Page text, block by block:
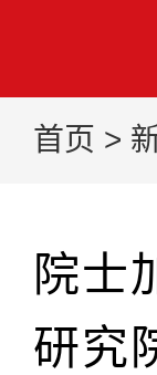
首页 >
院士
研究